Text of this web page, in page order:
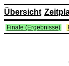
Übersicht
Finale (Ergebnisse)